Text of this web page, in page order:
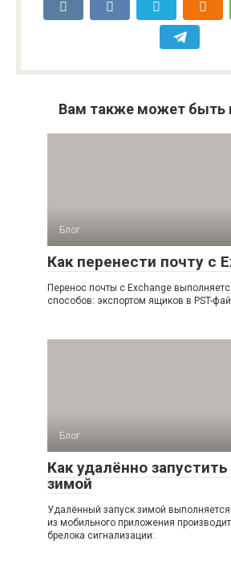
Вам также может быть
Блог
Как перенести почту с
Перенос почты с Exchange
способов: экспортом ящиков в PST-
Блог
Как удалённо
зимой
Удалённый запуск зимой
из мобильного приложения
брелока сигнализации: